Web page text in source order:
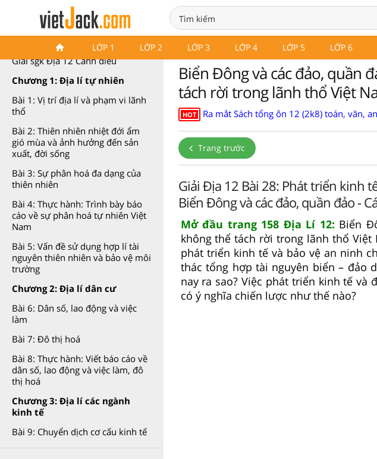
LỚP 1 LỚP 2 LỚP 3 LỚP 4 LỚP 5 LỚP 6
Địa lí 12 Cánh diều
Giải sgk Địa 12 Cánh diều
Chương 1: Địa lí tự nhiên
Bài 1: Vị trí địa lí và phạm vi lãnh
thổ
Bài 2: Thiên nhiên nhiệt đới ẩm
gió mùa và ảnh hưởng đến sản
xuất, đời sống
Bài 3: Sự phân hoá đa dạng của
thiên nhiên
Bài 4: Thực hành: Trình bày báo
cáo về sự phân hoá tự nhiên Việt
Nam
Bài 5: Vấn đề sử dụng hợp lí tài
nguyên thiên nhiên và bảo vệ môi
trường
Chương 2: Địa lí dân cư
Bài 6: Dân số, lao động và việc
làm
Bài 7: Đô thị hoá
Bài 8: Thực hành: Viết báo cáo về
dân số, lao động và việc làm, đô
thị hoá
Chương 3: Địa lí các ngành
kinh tế
Bài 9: Chuyển dịch cơ cấu kinh tế
Biển Đông và các đảo, quần
tách rời trong lãnh thổ Việt
HOT Ra mắt Sách tổng ôn 12 (2k8) toán, văn,
Trang trước
Giải Địa 12 Bài 28: Phát triển kinh
Biển Đông và các đảo, quần đảo -
Mở đầu trang 158 Địa Lí 12: Biển
không thể tách rời trong lãnh thổ
phát triển kinh tế và bảo vệ an ninh
thác tổng hợp tài nguyên biển – đảo
nay ra sao? Việc phát triển kinh tế
có ý nghĩa chiến lược như thế nào?